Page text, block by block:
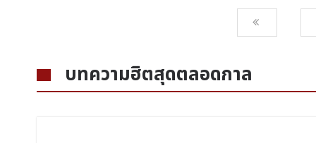
บทความฮิตสุดตลอดกาล